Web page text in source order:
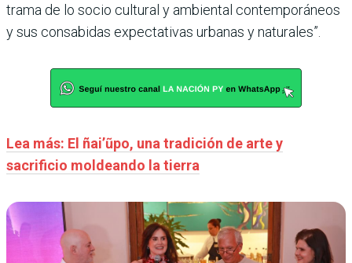
trama de lo socio cultural y ambiental contemporáneos
y sus consabidas expectativas urbanas y naturales”.
Lea más: El ñai’ũpo, una tradición de arte y
sacrificio moldeando la tierra